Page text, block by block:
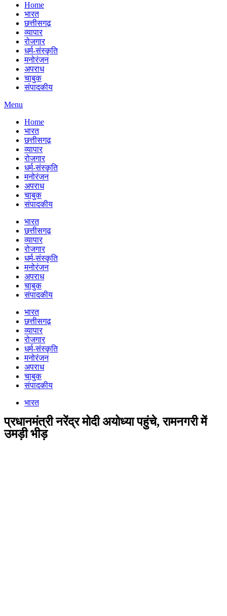
Home
भारत
छत्तीसगढ़
व्यापार
रोजगार
धर्म-संस्कृति
मनोरंजन
अपराध
चाबुक
संपादकीय
Menu
Home
भारत
छत्तीसगढ़
व्यापार
रोजगार
धर्म-संस्कृति
मनोरंजन
अपराध
चाबुक
संपादकीय
भारत
छत्तीसगढ़
व्यापार
रोजगार
धर्म-संस्कृति
मनोरंजन
अपराध
चाबुक
संपादकीय
भारत
छत्तीसगढ़
व्यापार
रोजगार
धर्म-संस्कृति
मनोरंजन
अपराध
चाबुक
संपादकीय
भारत
प्रधानमंत्री नरेंद्र मोदी अयोध्या पहुंचे, रामनगरी में
उमड़ी भीड़